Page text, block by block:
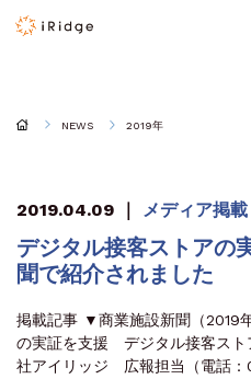
NEWS 2019年
2019.04.09 ｜ メディア掲載
デジタル接客ストアの
聞で紹介されました
掲載記事 ▼商業施設新聞（2019
の実証を支援 デジタル接客スト
社アイリッジ 広報担当（電話